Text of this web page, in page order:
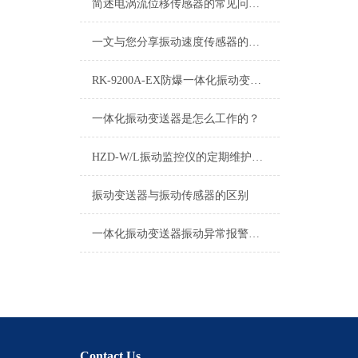
简述电涡流位移传感器的常见问题相应解决方法
一文与您分享振动速度传感器的安装步骤
RK-9200A-EX防爆一体化振动变送器的特点
一体化振动变送器是怎么工作的？
HZD-W/L振动监控仪的定期维护保养制度介绍
振动变送器与振动传感器的区别
一体化振动变送器振动异常报警与预警设置技术指南